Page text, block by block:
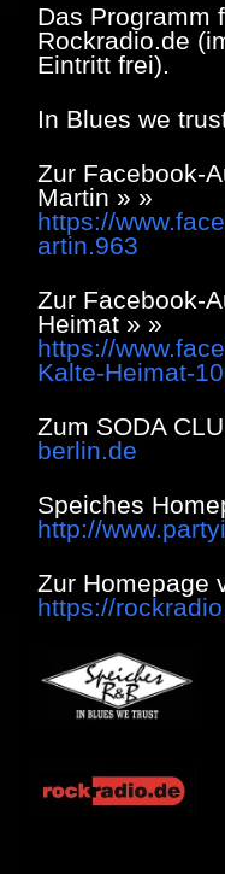
Das Programm
Rockradio.de
Eintritt frei).
In Blues we
Zur Facebook-
Martin » »
https://
artin.963
Zur Facebook-
Heimat » »
https://
Kalte-Heimat-
Zum SODA
berlin.de
Speiches
http://
Zur Homepage
https://